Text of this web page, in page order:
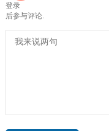
登录
后参与评论.